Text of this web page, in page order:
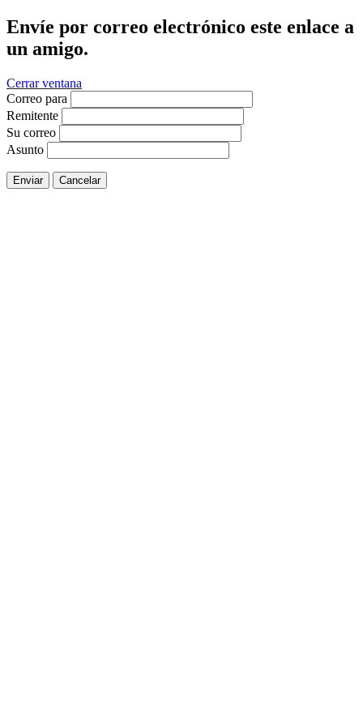
Envíe por correo electrónico este enlace a
un amigo.
Cerrar ventana
Correo para
Remitente
Su correo
Asunto
Enviar Cancelar